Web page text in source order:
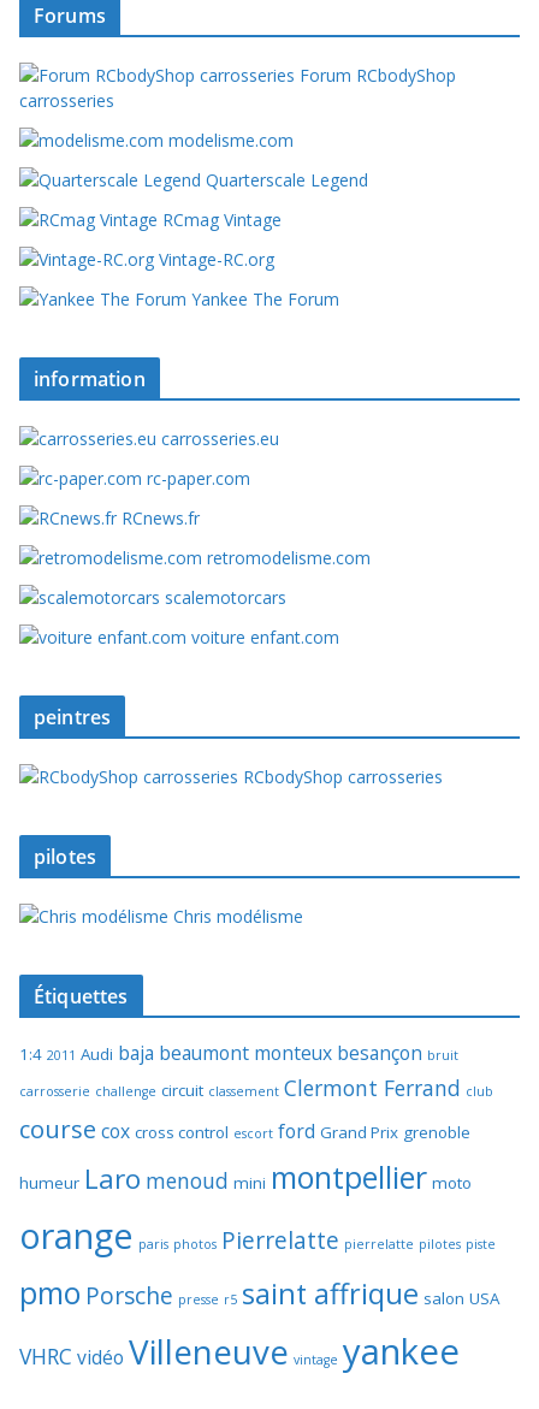
Forums
Forum RCbodyShop
carrosseries
modelisme.com
Quarterscale Legend
RCmag Vintage
Vintage-RC.org
Yankee The Forum
information
carrosseries.eu
rc-paper.com
RCnews.fr
retromodelisme.com
scalemotorcars
voiture enfant.com
peintres
RCbodyShop carrosseries
pilotes
Chris modélisme
Étiquettes
1:4 2011 Audi baja beaumont monteux besançon bruit
carrosserie challenge circuit classement Clermont Ferrand club
course cox cross control escort ford Grand Prix grenoble
humeur Laro menoud mini montpellier moto
orange paris photos Pierrelatte pierrelatte pilotes piste
pmo Porsche presse r5 saint affrique salon USA
VHRC vidéo Villeneuve vintage yankee